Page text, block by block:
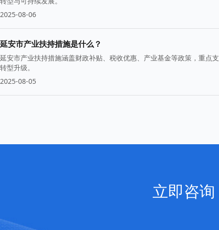
2025-08-06
延安市产业扶持措施是什么？
延安市产业扶持措施涵盖财政补贴、税收优惠、产业基金等政策，重点
转型升级。
2025-08-05
立即咨